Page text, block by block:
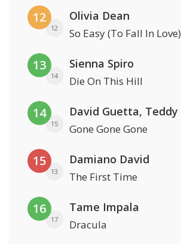
12
12
Olivia Dean
So Easy (To Fall In Love)
13
14
Sienna Spiro
Die On This Hill
14
15 Gone Gone Gone
15
13
Damiano David
The First Time
16
17
Tame Impala
Dracula